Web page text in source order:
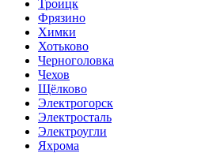
Троицк
Фрязино
Химки
Хотьково
Черноголовка
Чехов
Щёлково
Электрогорск
Электросталь
Электроугли
Яхрома